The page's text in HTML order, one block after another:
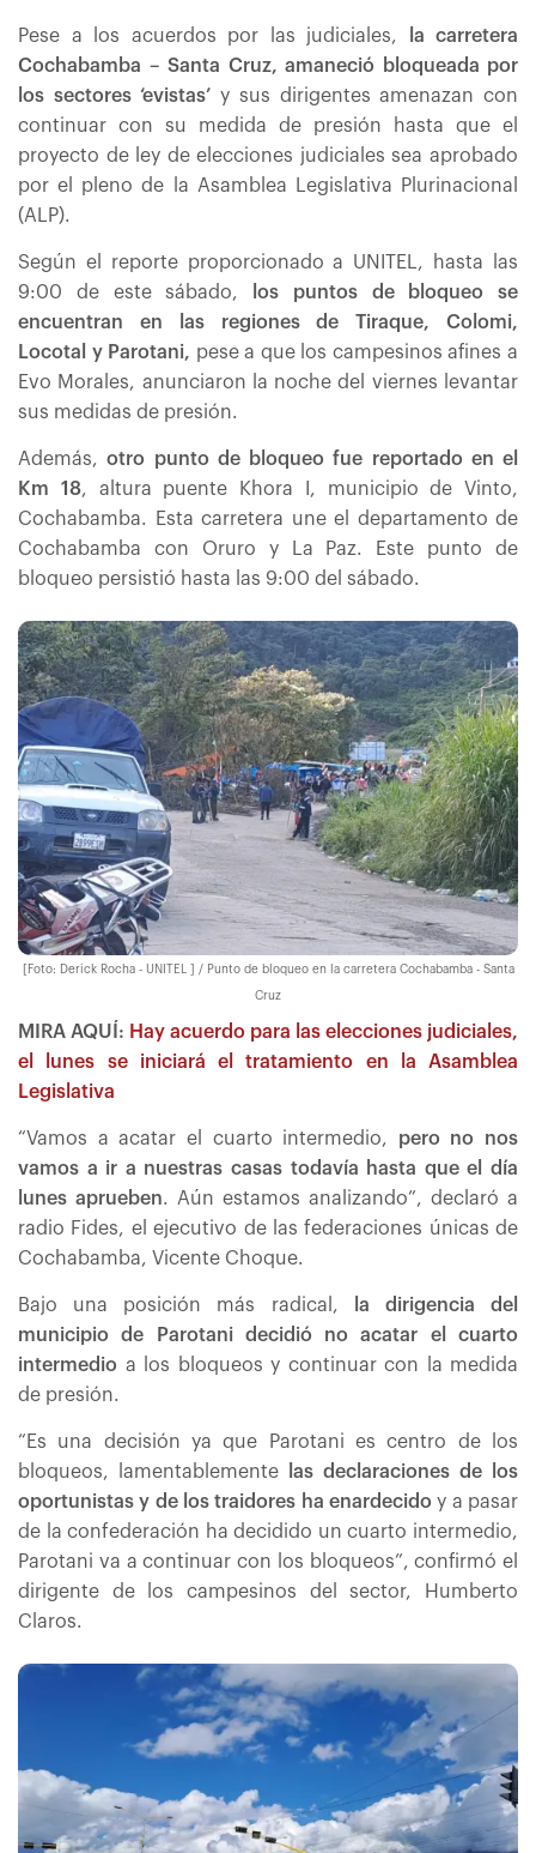
Pese a los acuerdos por las judiciales,
la carretera
Cochabamba – Santa Cruz, amaneció bloqueada por
los sectores ‘evistas’y sus dirigentes amenazan con
continuar con su medida de presión hasta que el
proyecto de ley de elecciones judiciales sea aprobado
por el pleno de la Asamblea Legislativa Plurinacional
(ALP).
Según el reporte proporcionado a UNITEL, hasta las
9:00 de este sábado,
los puntos de bloqueo se
encuentran en las regiones de Tiraque, Colomi,
Locotal y Parotani, pese a que los campesinos afines a
Evo Morales, anunciaron la noche del viernes levantar
sus medidas de presión.
Además,otro punto de bloqueo fue reportado en el
Km 18, altura puente Khora I, municipio de Vinto,
Cochabamba. Esta carretera une el departamento de
Cochabamba con Oruro y La Paz. Este punto de
bloqueo persistió hasta las 9:00 del sábado.
[Foto: Derick Rocha - UNITEL ] / Punto de bloqueo en la carretera Cochabamba - Santa
Cruz
MIRA AQUÍ: Hay acuerdo para las elecciones judiciales,
el lunes se iniciará el tratamiento en la Asamblea
Legislativa
“Vamos a acatar el cuarto intermedio, pero no nos
vamos a ir a nuestras casas todavía hasta que el día
lunes aprueben. Aún estamos analizando”, declaró a
radio Fides, el ejecutivo de las federaciones únicas de
Cochabamba, Vicente Choque.
Bajo una posición más radical,
la dirigencia del
municipio de Parotani decidió no acatar el cuarto
intermedio a los bloqueos y continuar con la medida
de presión.
“Es una decisión ya que Parotani es centro de los
bloqueos, lamentablemente las declaraciones de los
oportunistas y de los traidores ha enardecidoy a pasar
de la confederación ha decidido un cuarto intermedio,
Parotani va a continuar con los bloqueos”, confirmó el
dirigente de los campesinos del sector, Humberto
Claros.